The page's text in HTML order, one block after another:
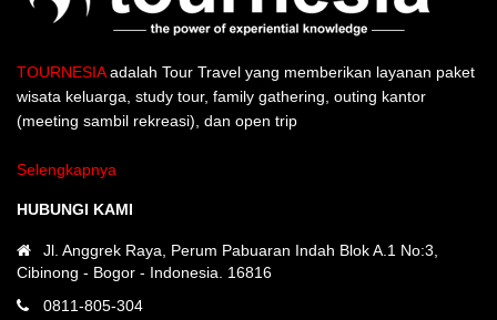
TOURNESIAadalah Tour Travel yang memberikan layanan paket
wisata keluarga, study tour, family gathering, outing kantor
(meeting sambil rekreasi), dan open trip
Selengkapnya
HUBUNGI KAMI
Jl. Anggrek Raya, Perum Pabuaran Indah Blok A.1 No:3,
Cibinong - Bogor - Indonesia. 16816
0811-805-304